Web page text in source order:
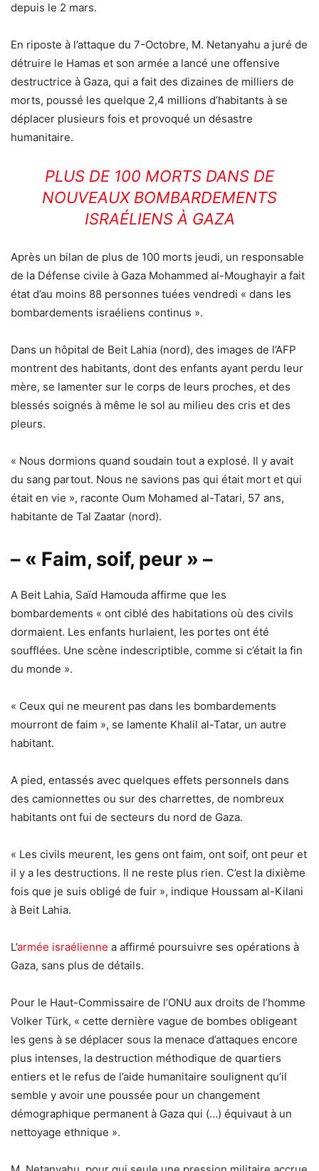
depuis le 2 mars.
En riposte à l’attaque du 7-Octobre, M. Netanyahu a juré de
détruire le Hamas et son armée a lancé une offensive
destructrice à Gaza, qui a fait des dizaines de milliers de
morts, poussé les quelque 2,4 millions d’habitants à se
déplacer plusieurs fois et provoqué un désastre
humanitaire.
PLUS DE 100 MORTS DANS DE
NOUVEAUX BOMBARDEMENTS
ISRAÉLIENS À GAZA
Après un bilan de plus de 100 morts jeudi, un responsable
de la Défense civile à Gaza Mohammed al-Moughayir a fait
état d’au moins 88 personnes tuées vendredi « dans les
bombardements israéliens continus ».
Dans un hôpital de Beit Lahia (nord), des images de l’AFP
montrent des habitants, dont des enfants ayant perdu leur
mère, se lamenter sur le corps de leurs proches, et des
blessés soignés à même le sol au milieu des cris et des
pleurs.
« Nous dormions quand soudain tout a explosé. Il y avait
du sang partout. Nous ne savions pas qui était mort et qui
était en vie », raconte Oum Mohamed al-Tatari, 57 ans,
habitante de Tal Zaatar (nord).
– « Faim, soif, peur » –
A Beit Lahia, Saïd Hamouda affirme que les
bombardements « ont ciblé des habitations où des civils
dormaient. Les enfants hurlaient, les portes ont été
soufflées. Une scène indescriptible, comme si c’était la fin
du monde ».
« Ceux qui ne meurent pas dans les bombardements
mourront de faim », se lamente Khalil al-Tatar, un autre
habitant.
A pied, entassés avec quelques effets personnels dans
des camionnettes ou sur des charrettes, de nombreux
habitants ont fui de secteurs du nord de Gaza.
« Les civils meurent, les gens ont faim, ont soif, ont peur et
il y a les destructions. Il ne reste plus rien. C’est la dixième
fois que je suis obligé de fuir », indique Houssam al-Kilani
à Beit Lahia.
L’armée israélienne a affirmé poursuivre ses opérations à
Gaza, sans plus de détails.
Pour le Haut-Commissaire de l’ONU aux droits de l’homme
Volker Türk, « cette dernière vague de bombes obligeant
les gens à se déplacer sous la menace d’attaques encore
plus intenses, la destruction méthodique de quartiers
entiers et le refus de l’aide humanitaire soulignent qu’il
semble y avoir une poussée pour un changement
démographique permanent à Gaza qui (…) équivaut à un
nettoyage ethnique ».